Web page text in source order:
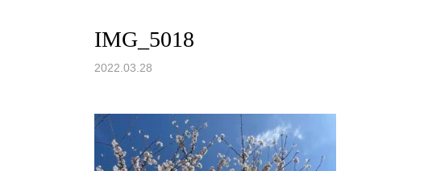
IMG_5018
2022.03.28